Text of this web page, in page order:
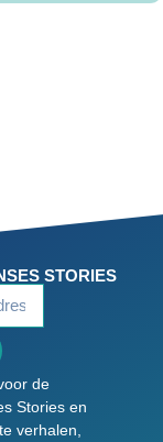
STORIES
de
Stories en
verhalen,